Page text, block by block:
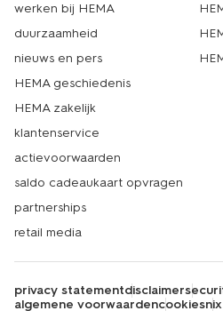
werken bij HEMA
duurzaamheid
nieuws en pers
HEMA geschiedenis
HEMA zakelijk
klantenservice
actievoorwaarden
saldo cadeaukaart opvragen
partnerships
retail media
privacy statementdisclaimer
algemene voorwaardencookies